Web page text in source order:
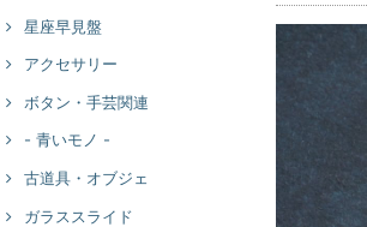
星座早見盤
アクセサリー
ボタン・手芸関連
- 青いモノ -
古道具・オブジェ
ガラススライド